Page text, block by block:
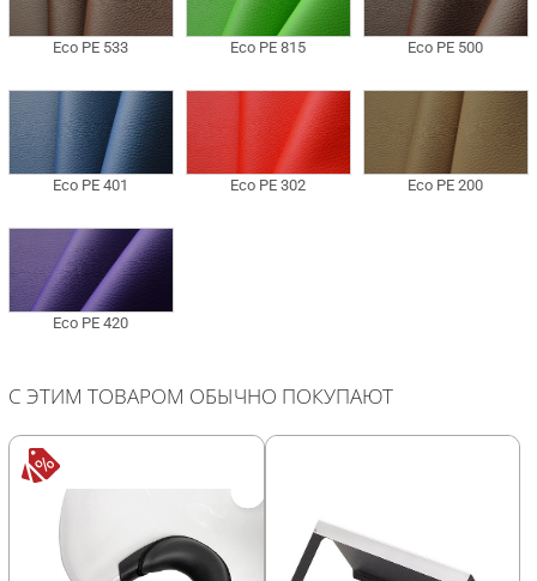
С ЭТИМ ТОВАРОМ ОБЫЧНО ПОКУПАЮТ